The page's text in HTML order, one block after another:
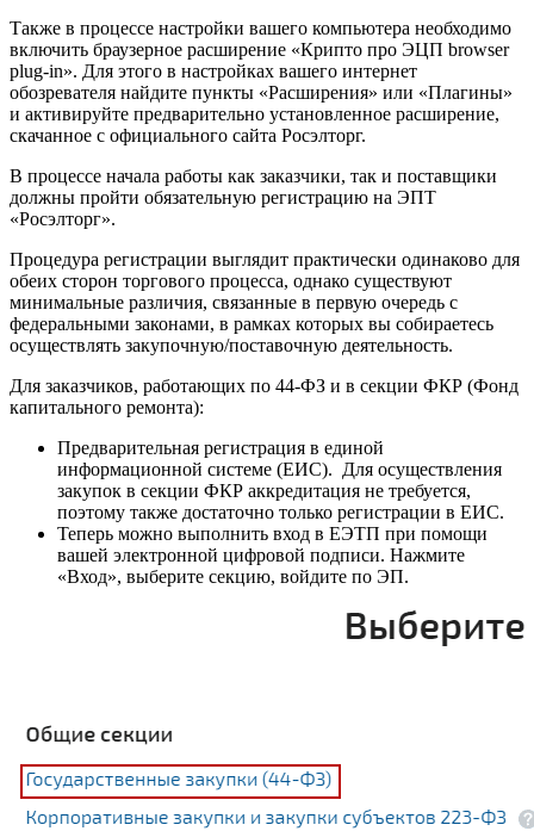
Также в процессе настройки вашего компьютера необходимо
включить браузерное расширение «Крипто про ЭЦП browser
plug-in». Для этого в настройках вашего интернет
обозревателя найдите пункты «Расширения» или «Плагины»
и активируйте предварительно установленное расширение,
скачанное с официального сайта Росэлторг.
В процессе начала работы как заказчики, так и поставщики
должны пройти обязательную регистрацию на ЭПТ
«Росэлторг».
Процедура регистрации выглядит практически одинаково для
обеих сторон торгового процесса, однако существуют
минимальные различия, связанные в первую очередь с
федеральными законами, в рамках которых вы собираетесь
осуществлять закупочную/поставочную деятельность.
Для заказчиков, работающих по 44-ФЗ и в секции ФКР (Фонд
капитального ремонта):
Предварительная регистрация в единой
информационной системе (ЕИС). Для осуществления
закупок в секции ФКР аккредитация не требуется,
поэтому также достаточно только регистрации в ЕИС.
Теперь можно выполнить вход в ЕЭТП при помощи
вашей электронной цифровой подписи. Нажмите
«Вход», выберите секцию, войдите по ЭП.